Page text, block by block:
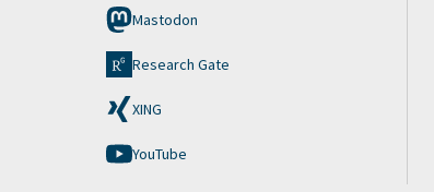
Mastodon
Research Gate
XING
YouTube